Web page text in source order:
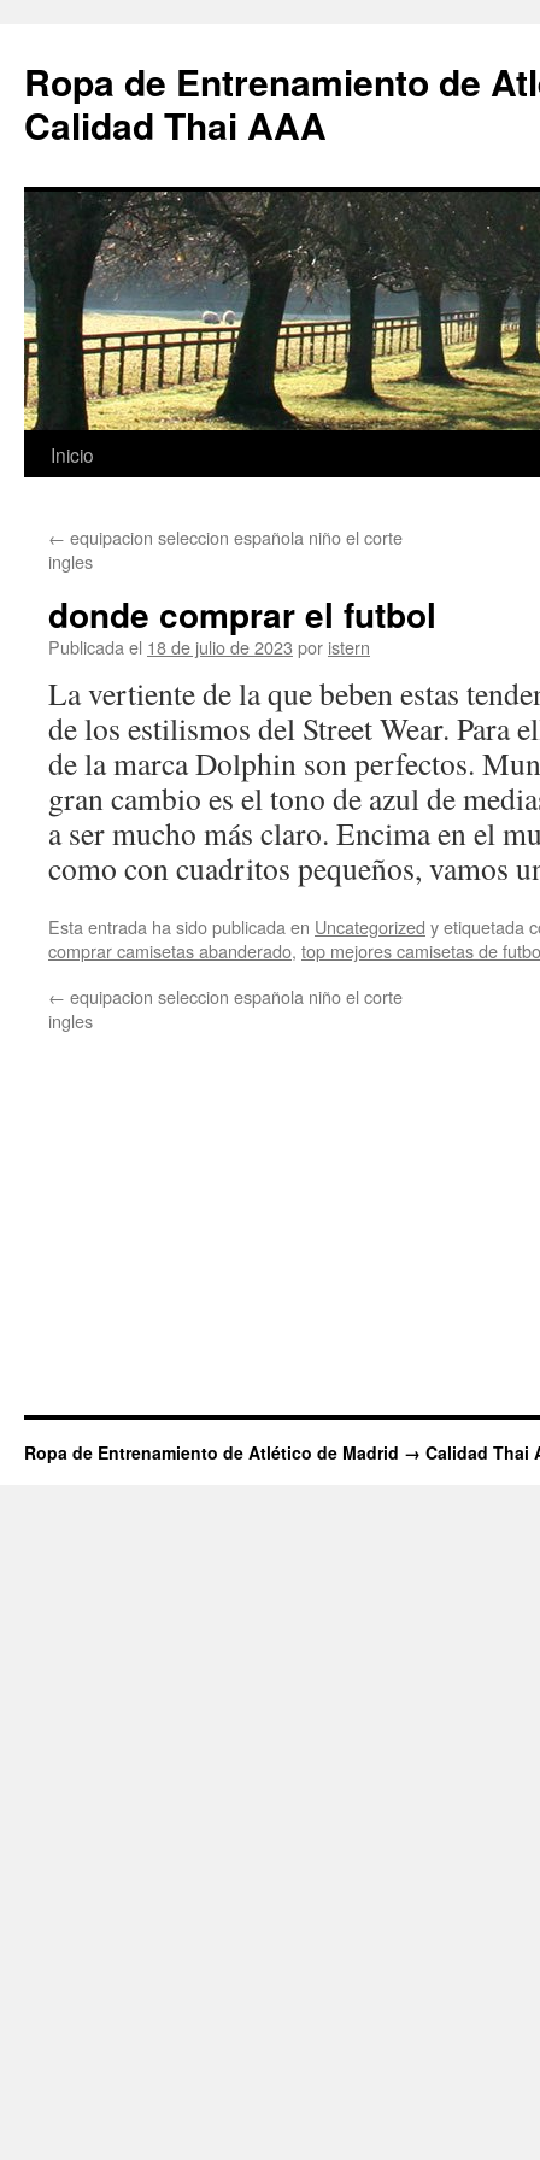
Ropa de Entrenamiento de
Calidad Thai AAA
Saltar
contenido
Inicio
← equipacion seleccion española niño el corte
ingles
donde comprar el futbol
Publicada el 18 de julio de 2023 por istern
La vertiente de la que beben estas
de los estilismos del Street Wear. Para
de la marca Dolphin son perfectos.
gran cambio es el tono de azul de
a ser mucho más claro. Encima en el
como con cuadritos pequeños, vamos
Esta entrada ha sido publicada en Uncategorized y etiquetada
comprar camisetas abanderado, top mejores camisetas de
← equipacion seleccion española niño el corte
ingles
Ropa de Entrenamiento de Atlético de Madrid → Calidad Thai